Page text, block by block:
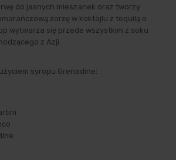
do jasnych mieszanek oraz tworzy
zorzę w koktajlu z tequilą o
wytwarza się przede wszystkim z soku
z Azji.
syropu Grenadine: